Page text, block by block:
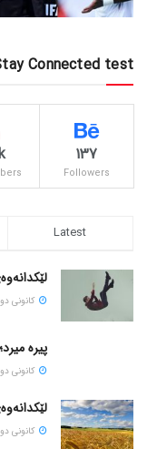
Connected test
137
Followers
Latest
كانونی دووه‌م
پیره
كانونی دووه‌م
كانونی دووه‌م